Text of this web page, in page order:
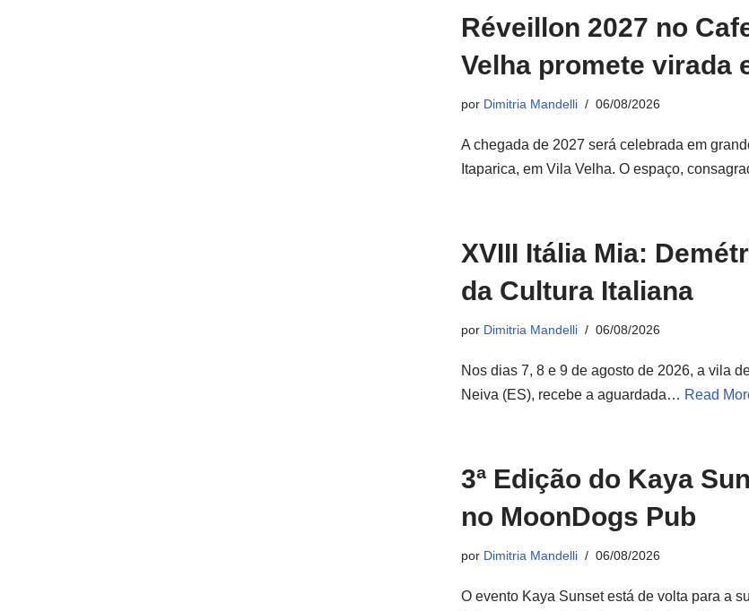
Réveillon 2027 no
Velha promete virada
por Dimitria Mandelli 06/08/2026
A chegada de 2027 será celebrada em
Itaparica, em Vila Velha. O espaço,
XVIII Itália Mia:
da Cultura Italiana
por Dimitria Mandelli 06/08/2026
Nos dias 7, 8 e 9 de agosto de 2026, a vila
Neiva (ES), recebe a aguardada… Read
3ª Edição do Kaya
no MoonDogs Pub
por Dimitria Mandelli 06/08/2026
O evento Kaya Sunset está de volta para a